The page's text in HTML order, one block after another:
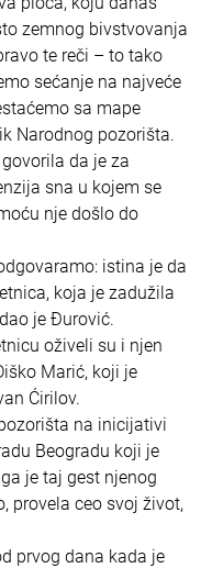
zemnog bivstvovanja
te reči – to tako
sećanje na najveće
sa mape
Narodnog pozorišta.
da je za
sna u kojem se
nje došlo do
istina je da
koja je zadužila
je Đurović.
oživeli su i njen
Marić, koji je
Ćirilov.
na inicijativi
Beogradu koji je
je taj gest njenog
provela ceo svoj život,
prvog dana kada je